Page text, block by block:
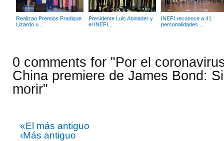
Realizan Premios Fradique
Lizardo u...
Presidente Luis Abinader y
el INEFI...
INEFI reconoce a 41
personalidades ...
0 comments for "Por el
China premiere de James Bond:
morir"
«El más antiguo
‹Más antiguo